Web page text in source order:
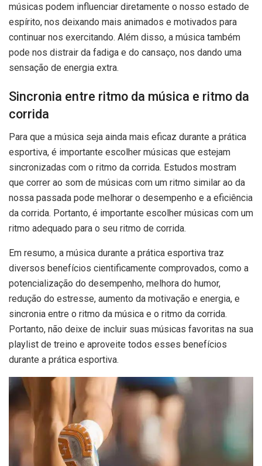
músicas podem influenciar diretamente o nosso estado de
espírito, nos deixando mais animados e motivados para
continuar nos exercitando. Além disso, a música também
pode nos distrair da fadiga e do cansaço, nos dando uma
sensação de energia extra.
Sincronia entre ritmo da música e ritmo da
corrida
Para que a música seja ainda mais eficaz durante a prática
esportiva, é importante escolher músicas que estejam
sincronizadas com o ritmo da corrida. Estudos mostram
que correr ao som de músicas com um ritmo similar ao da
nossa passada pode melhorar o desempenho e a eficiência
da corrida. Portanto, é importante escolher músicas com um
ritmo adequado para o seu ritmo de corrida.
Em resumo, a música durante a prática esportiva traz
diversos benefícios cientificamente comprovados, como a
potencialização do desempenho, melhora do humor,
redução do estresse, aumento da motivação e energia, e
sincronia entre o ritmo da música e o ritmo da corrida.
Portanto, não deixe de incluir suas músicas favoritas na sua
playlist de treino e aproveite todos esses benefícios
durante a prática esportiva.